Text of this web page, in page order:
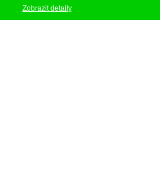
Zobrazit detaily